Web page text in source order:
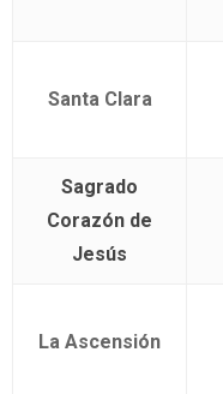
Santa Clara
Sagrado
Corazón de
Jesús
La Ascensión